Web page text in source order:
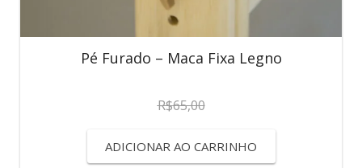
Pé Furado – Maca Fixa Legno
R$65,00
ADICIONAR AO CARRINHO